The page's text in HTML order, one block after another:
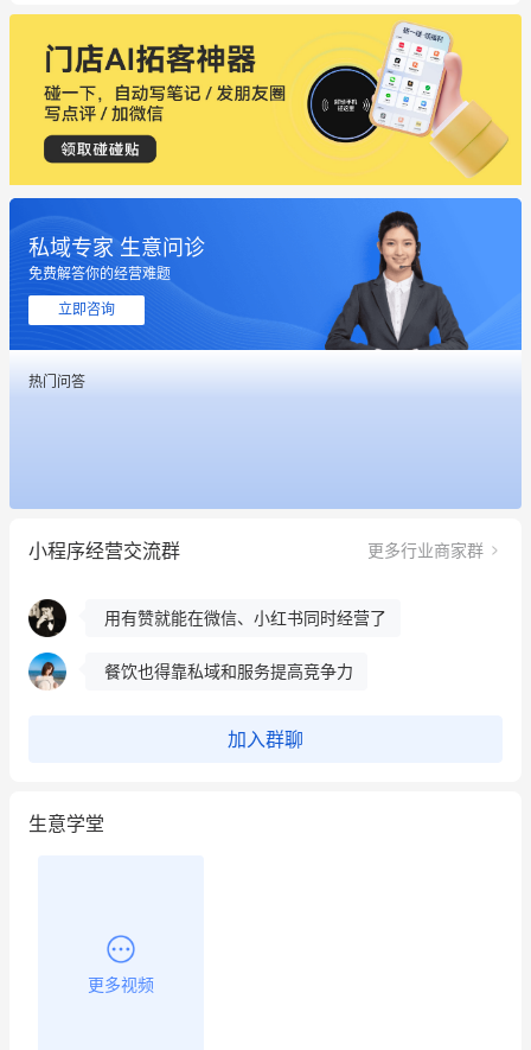
私域专家 生意问诊
免费解答你的经营难题
立即咨询
热门问答
小程序经营交流群 更多行业商家群
这个营销策划案例推荐大家看一下
用有赞就能在微信、小红书同时经营了
冰墩墩货源充足需要的联系我
这个营销策划案例推荐大家看一下
用有赞就能在微信、小红书同时经营了
餐饮也得靠私域和服务提高竞争力
加入群聊
生意学堂
更多视频